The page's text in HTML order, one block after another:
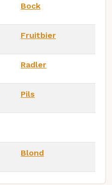
Bock
Fruitbier
Radler
Pils
Blond